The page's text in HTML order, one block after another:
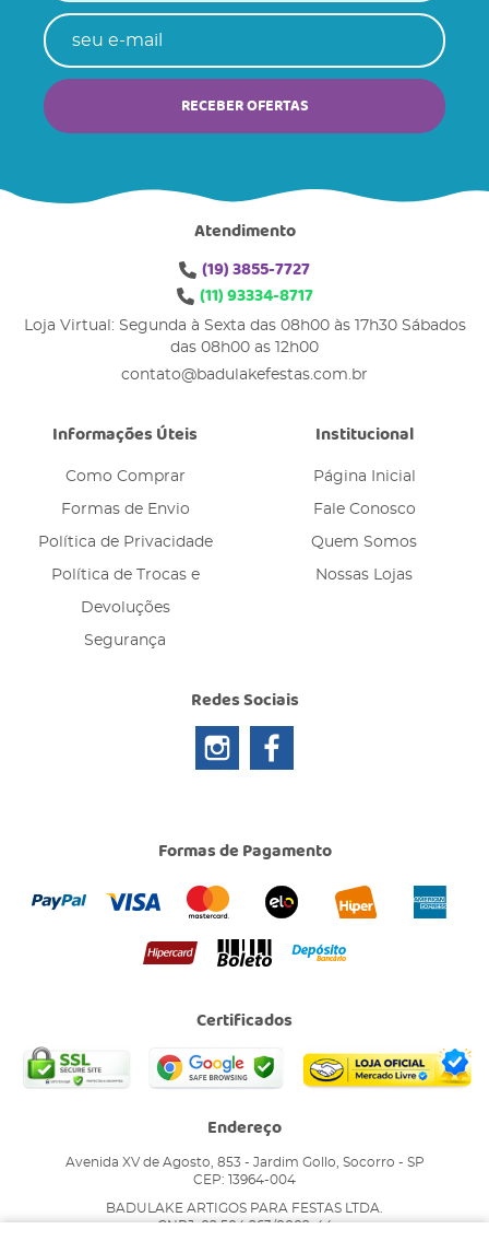
RECEBER OFERTAS
Atendimento
(19)3855-7727
(11)93334-8717
Loja Virtual: Segunda à Sexta das 08h00 às 17h30 Sábados
das 08h00 as 12h00
contato@badulakefestas.com.br
Informações Úteis
Como Comprar
Formas de Envio
Política de Privacidade
Política de Trocas e
Devoluções
Segurança
Institucional
Página Inicial
Fale Conosco
Quem Somos
Nossas Lojas
Redes Sociais
Formas de Pagamento
Certificados
Endereço
Avenida XV de Agosto, 853- Jardim Gollo, Socorro - SP
CEP: 13964-004
BADULAKE ARTIGOS PARA FESTAS LTDA.
CNPJ: 02.504.263/0002-44